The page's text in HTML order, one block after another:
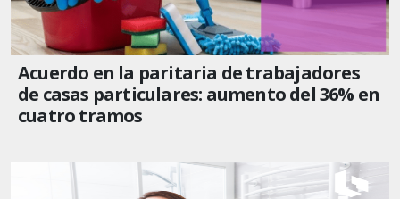
Acuerdo en la paritaria de trabajadores
de casas particulares: aumento del 36% en
cuatro tramos